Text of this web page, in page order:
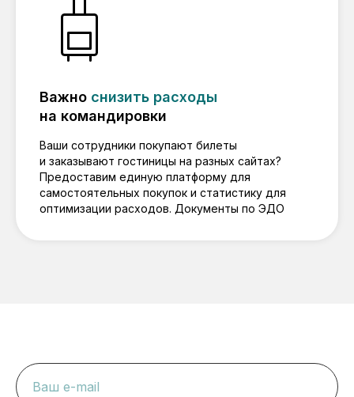
Важно снизить расходы
на командировки
Ваши сотрудники покупают билеты
и заказывают гостиницы на разных сайтах?
Предоставим единую платформу для
самостоятельных покупок и статистику для
оптимизации расходов. Документы по ЭДО